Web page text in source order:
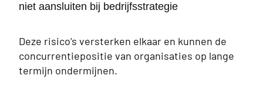
niet aansluiten bij bedrijfsstrategie
Deze risico’s versterken elkaar en kunnen de
concurrentiepositie van organisaties op lange
termijn ondermijnen.